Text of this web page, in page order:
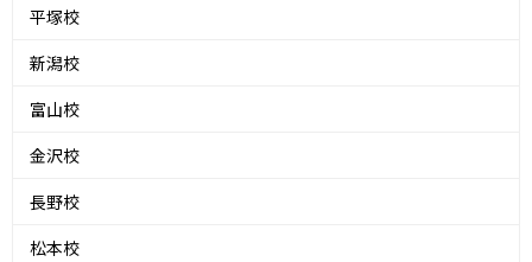
平塚校
新潟校
富山校
金沢校
長野校
松本校